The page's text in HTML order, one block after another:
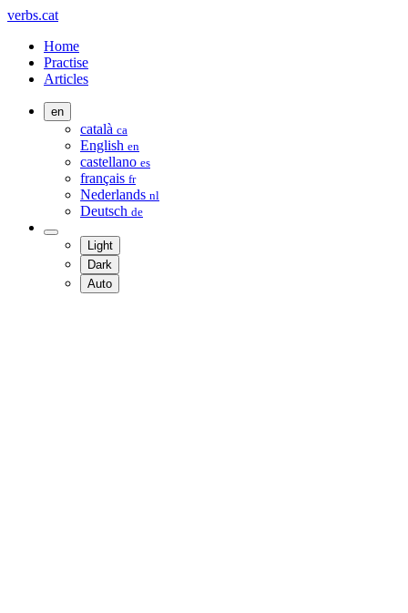
verbs.cat
Home
Practise
Articles
en
català ca
English en
castellano es
français fr
Nederlands nl
Deutsch de
Light
Dark
Auto